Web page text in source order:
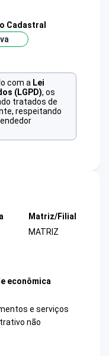
Cadastral
com a Lei
(LGPD), os
tratados de
respeitando
Matriz/Filial
MATRIZ
econômica
e serviços
não